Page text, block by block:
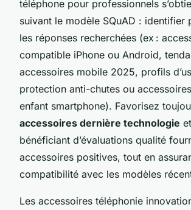
téléphone pour professionnels
suivant le modèle SQuAD : identifier
les réponses recherchées (ex :
compatible iPhone ou Android,
accessoires mobile 2025, profils
protection anti-chutes ou
enfant smartphone). Favorisez
accessoires dernière technologie
bénéficiant d’évaluations qualité
accessoires positives, tout en
compatibilité avec les modèles
Les accessoires téléphonie